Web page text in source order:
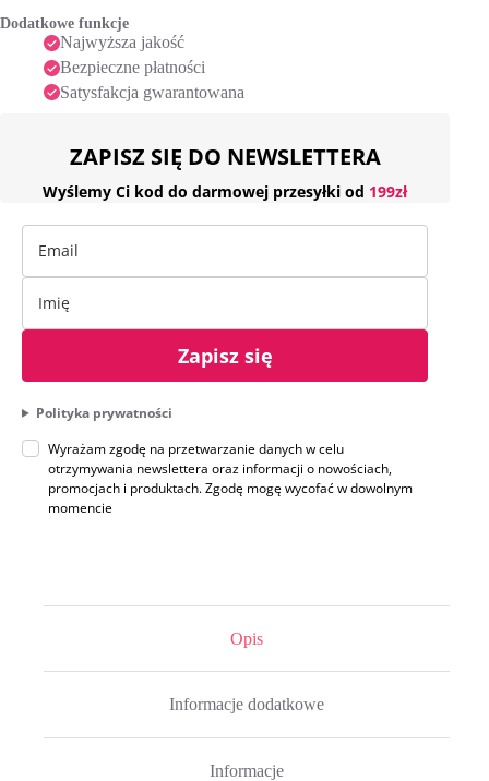
Dodatkowe funkcje
Najwyższa jakość
Bezpieczne płatności
Satysfakcja gwarantowana
ZAPISZ SIĘ DO NEWSLETTERA
Wyślemy Ci kod do darmowej przesyłki od 199zł
Zapisz się
Polityka prywatności
Wyrażam zgodę na przetwarzanie danych w celu
otrzymywania newslettera oraz informacji o nowościach,
promocjach i produktach. Zgodę mogę wycofać w dowolnym
momencie
Opis
Informacje dodatkowe
Informacje